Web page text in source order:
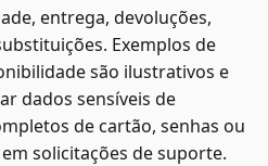
entrega, devoluções,
Exemplos de
são ilustrativos e
dados sensíveis de
de cartão, senhas ou
solicitações de suporte.